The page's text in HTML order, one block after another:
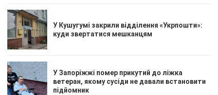
У Кушугумі закрили відділення «Укрпошти»:
куди звертатися мешканцям
У Запоріжжі помер прикутий до ліжка
ветеран, якому сусіди не давали встановити
підйомник